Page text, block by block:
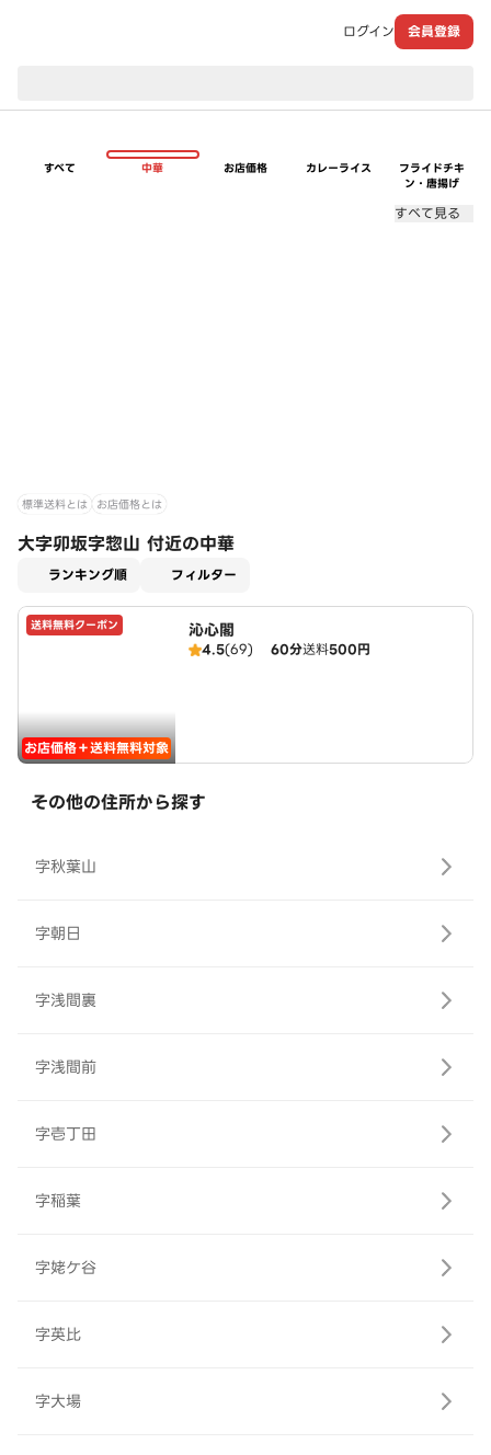
ログイン 会員登録
すべて 中華 お店価格 カレーライス
フライドチキ
ン・唐揚げ
すべて見る
標準送料とは お店価格とは
大字卯坂字惣山 付近の中華
ランキング順 フィルター
送料無料クーポン
お店価格＋送料無料対象
沁心閣
4.5(69) 60分送料500円
その他の住所から探す
字秋葉山
字朝日
字浅間裏
字浅間前
字壱丁田
字稲葉
字姥ケ谷
字英比
字大場